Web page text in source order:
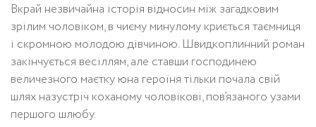
Вкрай незвичайна історія відносин між загадковим
зрілим чоловіком, в чиєму минулому криється таємниця
і скромною молодою дівчиною. Швидкоплинний роман
закінчується весіллям, але ставши господинею
величезного маєтку юна героїня тільки почала свій
шлях назустріч коханому чоловікові, пов’язаного узами
першого шлюбу.